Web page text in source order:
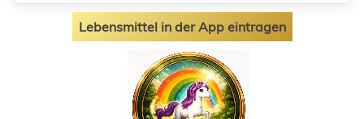
Lebensmittel in der App eintragen